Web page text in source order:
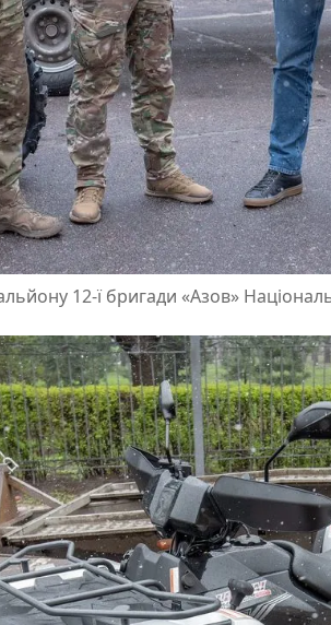
12-ї бригади «Азов»